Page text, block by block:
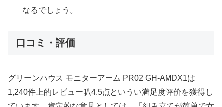
なるでしょう。
口コミ・評価
グリーンハウス モニターアーム PR02 GH-AMDX1は
1,240件上的レビュー叭4.5点というい満足度评价を獲得し